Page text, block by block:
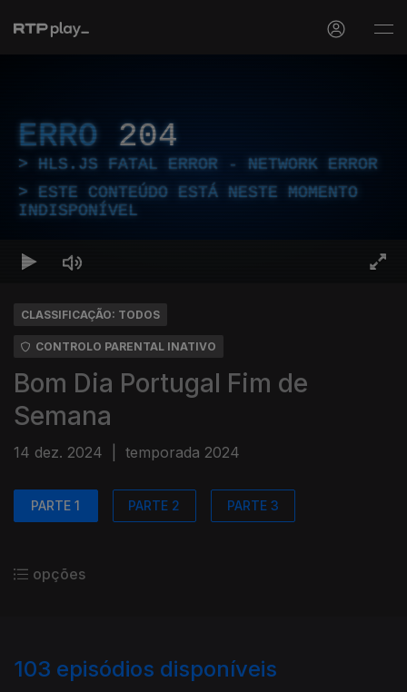
ERRO 204
HLS.JS FATAL ERROR - NETWORK ERROR
ESTE CONTEÚDO ESTÁ NESTE MOMENTO
INDISPONÍVEL
CLASSIFICAÇÃO: TODOS
CONTROLO PARENTAL INATIVO
Bom Dia Portugal Fim de
Semana
14 dez. 2024 temporada 2024
PARTE 1 PARTE 2 PARTE 3
opções
103 episódios disponíveis